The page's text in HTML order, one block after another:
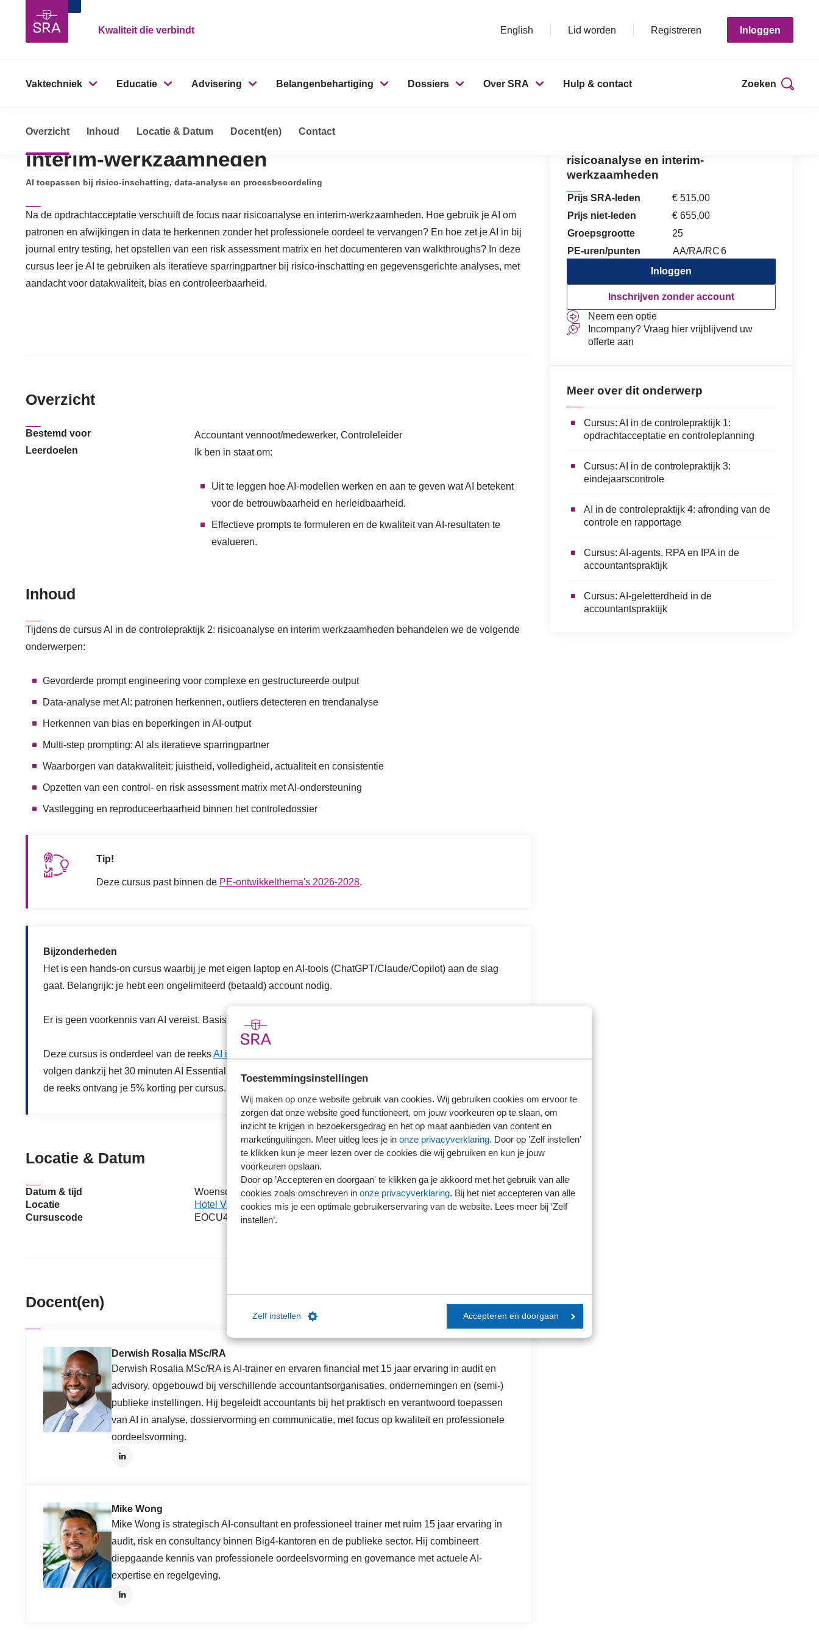
Toestemmingsinstellingen
Wij maken op onze website gebruik van cookies. Wij gebruiken cookies om ervoor te
zorgen dat onze website goed functioneert, om jouw voorkeuren op te slaan, om
inzicht te krijgen in bezoekersgedrag en het op maat aanbieden van content en
marketinguitingen. Meer uitleg lees je in onze privacyverklaring. Door op ’Zelf instellen’
te klikken kun je meer lezen over de cookies die wij gebruiken en kun je jouw
voorkeuren opslaan.
Door op ’Accepteren en doorgaan' te klikken ga je akkoord met het gebruik van alle
cookies zoals omschreven in onze privacyverklaring. Bij het niet accepteren van alle
cookies mis je een optimale gebruikerservaring van de website. Lees meer bij ‘Zelf
instellen’.
Zelf instellen Accepteren en doorgaan
Kwaliteit die verbindt English Lid worden Registreren Inloggen
Vaktechniek Educatie Advisering Belangenbehartiging Dossiers Over SRA Hulp & contact Zoeken
Opleidingen, cursussen & trainingen AI in de controlepraktijk 2: risicoanalyse en interim-werkzaamheden
AI in de controlepraktijk 2: risicoanalyse en
interim-werkzaamheden
AI toepassen bij risico-inschatting, data-analyse en procesbeoordeling
Na de opdrachtacceptatie verschuift de focus naar risicoanalyse en interim-werkzaamheden. Hoe gebruik je AI om
patronen en afwijkingen in data te herkennen zonder het professionele oordeel te vervangen? En hoe zet je AI in bij
journal entry testing, het opstellen van een risk assessment matrix en het documenteren van walkthroughs? In deze
cursus leer je AI te gebruiken als iteratieve sparringpartner bij risico-inschatting en gegevensgerichte analyses, met
aandacht voor datakwaliteit, bias en controleerbaarheid.
Overzicht Inhoud Locatie & Datum Docent(en) Contact
Overzicht
Bestemd voor
Accountant vennoot/medewerker, Controleleider
Leerdoelen
Ik ben in staat om:
Uit te leggen hoe AI-modellen werken en aan te geven wat AI betekent
voor de betrouwbaarheid en herleidbaarheid.
Effectieve prompts te formuleren en de kwaliteit van AI-resultaten te
evalueren.
Inhoud
Tijdens de cursus AI in de controlepraktijk 2: risicoanalyse en interim werkzaamheden behandelen we de volgende
onderwerpen:
Gevorderde prompt engineering voor complexe en gestructureerde output
Data-analyse met AI: patronen herkennen, outliers detecteren en trendanalyse
Herkennen van bias en beperkingen in AI-output
Multi-step prompting: AI als iteratieve sparringpartner
Waarborgen van datakwaliteit: juistheid, volledigheid, actualiteit en consistentie
Opzetten van een control- en risk assessment matrix met AI-ondersteuning
Vastlegging en reproduceerbaarheid binnen het controledossier
Tip!
Deze cursus past binnen de PE-ontwikkelthema's 2026-2028.
Bijzonderheden
Het is een hands-on cursus waarbij je met eigen laptop en AI-tools (ChatGPT/Claude/Copilot) aan de slag
gaat. Belangrijk: je hebt een ongelimiteerd (betaald) account nodig.
Er is geen voorkennis van AI vereist. Basiskennis van het controleproces is voldoende.
Deze cursus is onderdeel van de reeksAI in de controlepraktijk
volgen dankzij het 30 minuten AI Essentials overzicht aan het begin. Bij afname van alle vier de cursussen uit
de reeks ontvang je 5% korting per cursus.
Locatie & Datum
Datum & tijd
Woensdag 4 november 2026 van 09:30 uur tot 17:00 uur
Locatie
Hotel Vianen in Vianen ut/Routebeschrijving
Cursuscode
EOCU41139
Docent(en)
Derwish Rosalia MSc/RA
Derwish Rosalia MSc/RA is AI-trainer en ervaren financial met 15 jaar ervaring in audit en
advisory, opgebouwd bij verschillende accountantsorganisaties, ondernemingen en (semi-)
publieke instellingen. Hij begeleidt accountants bij het praktisch en verantwoord toepassen
van AI in analyse, dossiervorming en communicatie, met focus op kwaliteit en professionele
oordeelsvorming.
Mike Wong
Mike Wong is strategisch AI-consultant en professioneel trainer met ruim 15 jaar ervaring in
audit, risk en consultancy binnen Big4-kantoren en de publieke sector. Hij combineert
diepgaande kennis van professionele oordeelsvorming en governance met actuele AI-
expertise en regelgeving.
risicoanalyse en interim-
werkzaamheden
Prijs SRA-leden
€ 515,00
Prijs niet-leden
€ 655,00
Groepsgrootte
25
PE-uren/punten
AA/RA/RC6
Inloggen
Inschrijven zonder account
Neem een optie
Incompany? Vraag hier vrijblijvend uw
offerte aan
Meer over dit onderwerp
Cursus: AI in de controlepraktijk 1:
opdrachtacceptatie en controleplanning
Cursus: AI in de controlepraktijk 3:
eindejaarscontrole
AI in de controlepraktijk 4: afronding van de
controle en rapportage
Cursus: AI-agents, RPA en IPA in de
accountantspraktijk
Cursus: AI-geletterdheid in de
accountantspraktijk